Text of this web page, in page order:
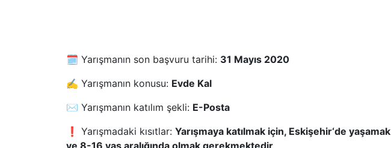
🗓️ Yarışmanın son başvuru tarihi: 31 Mayıs 2020
✍️ Yarışmanın konusu: Evde Kal
✉️ Yarışmanın katılım şekli: E-Posta
❗ Yarışmadaki kısıtlar: Yarışmaya katılmak için, Eskişehir‘de yaşamak
ve 8-16 yaş aralığında olmak gerekmektedir